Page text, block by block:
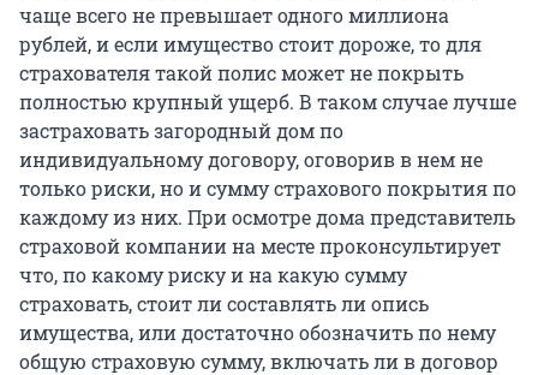
чаще всего не превышает одного миллиона
рублей, и если имущество стоит дороже, то для
страхователя такой полис может не покрыть
полностью крупный ущерб. В таком случае лучше
застраховать загородный дом по
индивидуальному договору, оговорив в нем не
только риски, но и сумму страхового покрытия по
каждому из них. При осмотре дома представитель
страховой компании на месте проконсультирует
что, по какому риску и на какую сумму
страховать, стоит ли составлять ли опись
имущества, или достаточно обозначить по нему
общую страховую сумму, включать ли в договор